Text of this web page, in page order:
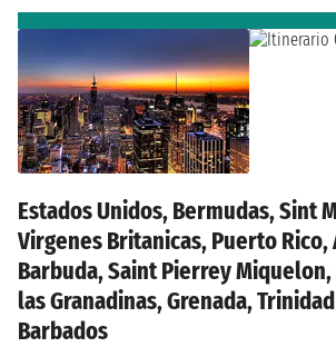
Estados Unidos, Bermudas, Sint
Virgenes Britanicas, Puerto Rico,
Barbuda, Saint Pierrey
las Granadinas, Grenada,
Barbados